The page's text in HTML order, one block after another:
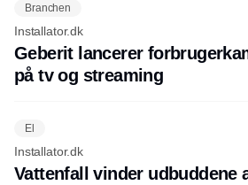
Branchen
Installator.dk
Geberit lancerer
på tv og streaming
El
Installator.dk
Vattenfall vinder udbuddene